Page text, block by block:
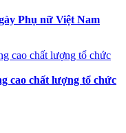
Giáo dục và Đào tạo:
lĩnh vực giáo dục và
Phụ nữ Việt Nam
cao chất lượng tổ chức